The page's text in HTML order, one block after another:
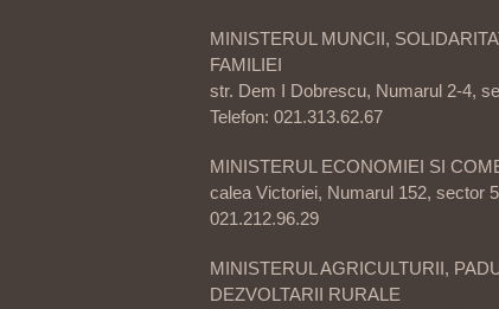
MINISTERUL MUNCII,
FAMILIEI
str. Dem I Dobrescu, Numarul 2-4,
Telefon: 021.313.62.67
MINISTERUL ECONOMIEI SI
calea Victoriei, Numarul 152, sector
021.212.96.29
MINISTERUL AGRICULTURII,
DEZVOLTARII RURALE